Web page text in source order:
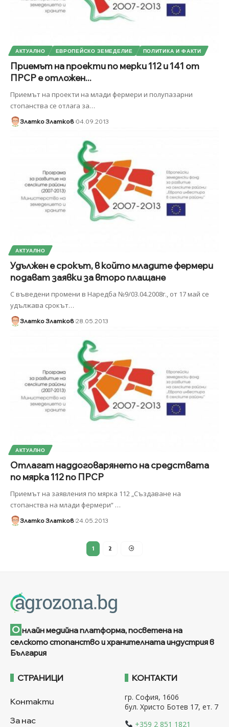
АКТУАЛНО ЕВРОПЕЙСКО ЗЕМЕДЕЛИЕ ПОЛИТИКА И ФАКТИ
Приемът на проекти по мерки 112 и 141 от
ПРСР е отложен...
Приемът на проекти на млади фермери и полупазарни
стопанства се отлага за…
Златко Златков 04.09.2013
АКТУАЛНО
Удължен е срокът, в който младите фермери
подават заявки за второ плащане
С въведени промени в Наредба №9/03.04.2008г., от 17 май се
удължава срокът…
Златко Златков 28.05.2013
АКТУАЛНО
Отлагат наддоговарянето на средствата
по мярка 112 по ПРСР
Приемът на заявления по мярка 112 „Създаване на
стопанства на млади фермери“ …
Златко Златков 24.05.2013
1 2
О нлайн медийна платформа, посветена на
селското стопанство и хранителната индустрия в
България
СТРАНИЦИ
Контакти
За нас
КОНТАКТИ
гр. София, 1606
бул. Христо Ботев 17, ет. 7
+359 2 851 1821